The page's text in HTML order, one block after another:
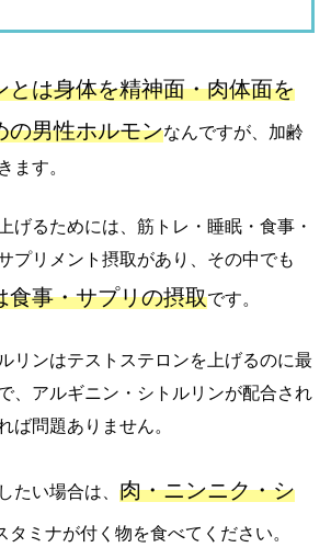
とは身体を精神面・肉体面を
の男性ホルモンなんですが、加齢
ます。
げるためには、筋トレ・睡眠・食事・
プリメント摂取があり、その中でも
食事・サプリの摂取です。
リンはテストステロンを上げるのに最
、アルギニン・シトルリンが配合され
ば問題ありません。
たい場合は、 肉・ニンニク・シ
タミナが付く物を食べてください。